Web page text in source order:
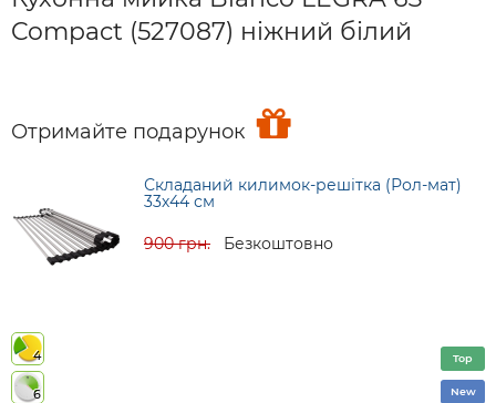
Compact (527087) ніжний білий
Отримайте подарунок
Складаний килимок-решітка (Рол-мат)
33х44 см
900 грн. Безкоштовно
4
6
Top
New